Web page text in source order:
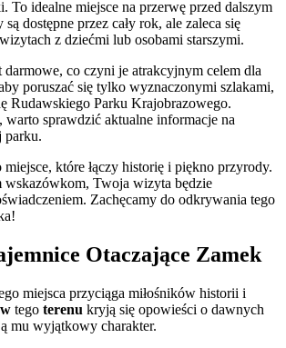
To idealne miejsce na przerwę przed dalszym
dostępne przez cały rok, ale zaleca się
z dziećmi lub osobami starszymi.
darmowe, co czyni je atrakcyjnym celem dla
poruszać się tylko wyznaczonymi szlakami,
Rudawskiego Parku Krajobrazowego.
warto sprawdzić aktualne informacje na
parku.
które łączy historię i piękno przyrody.
Twoja wizyta będzie
Zachęcamy do odkrywania tego
Otaczające Zamek
miejsca przyciąga miłośników historii i
tego terenu kryją się opowieści o dawnych
mu wyjątkowy charakter.